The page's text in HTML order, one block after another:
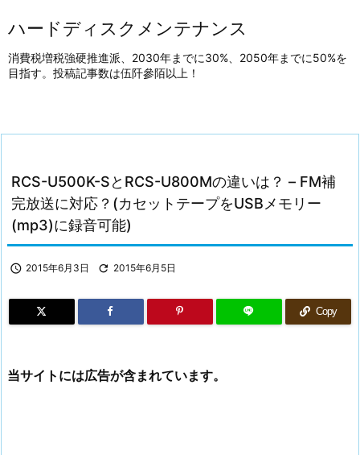
ハードディスクメンテナンス
消費税増税強硬推進派、2030年までに30%、2050年までに50%を
目指す。投稿記事数は伍阡參陌以上！
RCS-U500K-SとRCS-U800Mの違いは？ – FM補
完放送に対応？(カセットテープをUSBメモリー
(mp3)に録音可能)
 2015年6月3日  2015年6月5日
Copy
当サイトには広告が含まれています。